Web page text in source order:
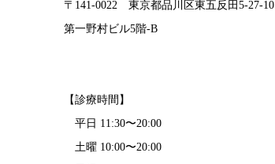
〒141-0022 東京都品川区東五反田5-27-10
第一野村ビル5階-B
【診療時間】
平日 11:30〜20:00
土曜 10:00〜20:00